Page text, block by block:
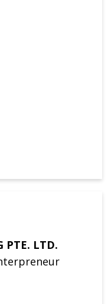
PTE. LTD.